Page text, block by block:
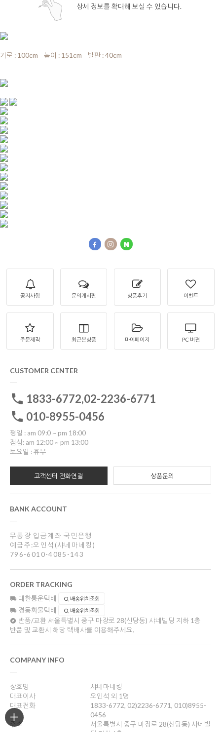
상세 정보를 확대해 보실 수 있습니다.
가로 : 100cm 높이 : 151cm 발판 : 40cm
공지사항 문의게시판 상품후기 이벤트
주문제작 최근본상품 마이페이지 PC 버젼
CUSTOMER CENTER
1833-6772,02-2236-6771
010-8955-0456
평일 : am 09:0 ~ pm 18:00
점심: am 12:00 ~ pm 13:00
토요일 : 휴무
고객센터 전화연결 상품문의
BANK ACCOUNT
무통장 입금계좌 국민은행
예금주:오인석(샤네마네킹)
796-6010-4085-143
ORDER TRACKING
대한통운택배 배송위치조회
경동화물택배 배송위치조회
반품/교환 서울특별시 중구 마장로 28(신당동) 샤네빌딩 지하 1층
반품 및 교환시 해당 택배사를 이용해주세요.
COMPANY INFO
상호명
샤네마네킹
대표이사
오인석 외 1명
대표전화
1833-6772, 02)2236-6771, 010)8955-
0456
주소
서울특별시 중구 마장로 28(신당동) 샤네빌
딩 지하 1층